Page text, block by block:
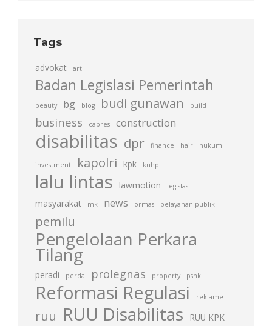
Tags
advokat art
Badan Legislasi Pemerintah
beauty bg blog budi gunawan build
business capres construction
disabilitas dpr finance hair hukum
investment kapolri kpk kuhp
lalu lintas lawmotion legislasi
masyarakat mk news ormas pelayanan publik
pemilu
Pengelolaan Perkara
Tilang
peradi perda prolegnas property pshk
Reformasi Regulasi reklame
ruu RUU Disabilitas RUU KPK